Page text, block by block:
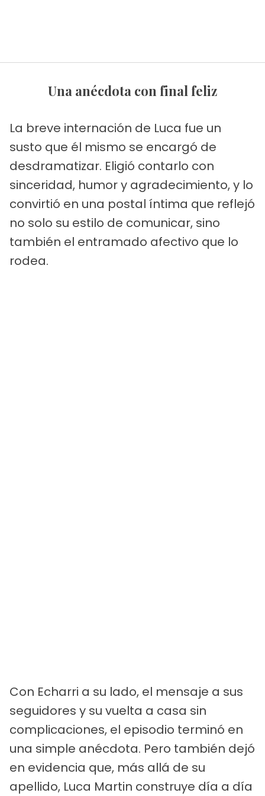
Una anécdota con final feliz
La breve internación de Luca fue un
susto que él mismo se encargó de
desdramatizar. Eligió contarlo con
sinceridad, humor y agradecimiento, y lo
convirtió en una postal íntima que reflejó
no solo su estilo de comunicar, sino
también el entramado afectivo que lo
rodea.
Con Echarri a su lado, el mensaje a sus
seguidores y su vuelta a casa sin
complicaciones, el episodio terminó en
una simple anécdota. Pero también dejó
en evidencia que, más allá de su
apellido, Luca Martin construye día a día